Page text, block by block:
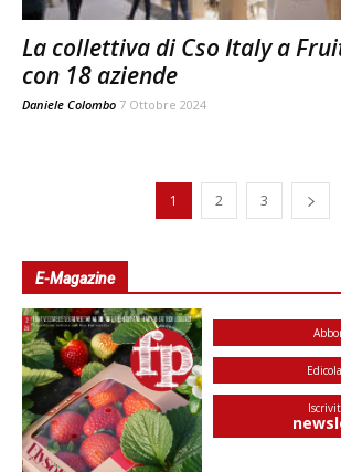
La collettiva di Cso Italy a
con 18 aziende
Daniele Colombo 7 Ottobre 2024
1 2 3
E-Magazine